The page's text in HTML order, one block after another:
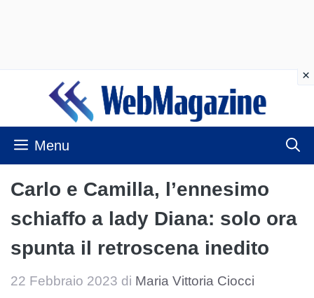
contenuto
Menu
Carlo e Camilla, l’ennesimo
schiaffo a lady Diana: solo ora
spunta il retroscena inedito
22 Febbraio 2023 di Maria Vittoria Ciocci